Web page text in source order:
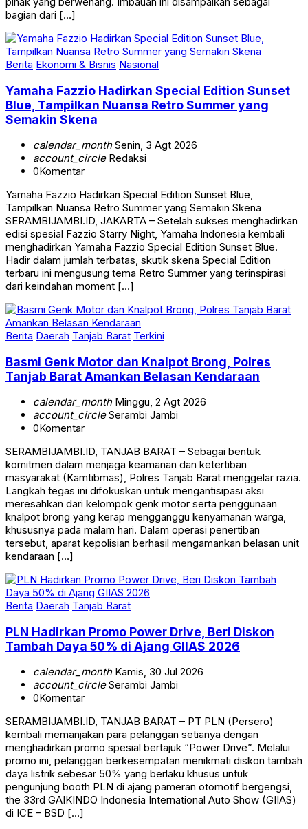
bagian dari […]
Berita Ekonomi & Bisnis Nasional
Yamaha Fazzio Hadirkan Special Edition Sunset
Blue, Tampilkan Nuansa Retro Summer yang
Semakin Skena
calendar_monthSenin, 3 Agt 2026
account_circleRedaksi
0Komentar
Yamaha Fazzio Hadirkan Special Edition Sunset Blue,
Tampilkan Nuansa Retro Summer yang Semakin Skena
SERAMBIJAMBI.ID, JAKARTA – Setelah sukses menghadirkan
edisi spesial Fazzio Starry Night, Yamaha Indonesia kembali
menghadirkan Yamaha Fazzio Special Edition Sunset Blue.
Hadir dalam jumlah terbatas, skutik skena Special Edition
terbaru ini mengusung tema Retro Summer yang terinspirasi
dari keindahan moment […]
Berita Daerah Tanjab Barat Terkini
Basmi Genk Motor dan Knalpot Brong, Polres
Tanjab Barat Amankan Belasan Kendaraan
calendar_monthMinggu, 2 Agt 2026
account_circleSerambi Jambi
0Komentar
SERAMBIJAMBI.ID, TANJAB BARAT – Sebagai bentuk
komitmen dalam menjaga keamanan dan ketertiban
masyarakat (Kamtibmas), Polres Tanjab Barat menggelar razia.
Langkah tegas ini difokuskan untuk mengantisipasi aksi
meresahkan dari kelompok genk motor serta penggunaan
knalpot brong yang kerap mengganggu kenyamanan warga,
khususnya pada malam hari. Dalam operasi penertiban
tersebut, aparat kepolisian berhasil mengamankan belasan unit
kendaraan […]
Berita Daerah Tanjab Barat
PLN Hadirkan Promo Power Drive, Beri Diskon
Tambah Daya 50% di Ajang GIIAS 2026
calendar_monthKamis, 30 Jul 2026
account_circleSerambi Jambi
0Komentar
SERAMBIJAMBI.ID, TANJAB BARAT – PT PLN (Persero)
kembali memanjakan para pelanggan setianya dengan
menghadirkan promo spesial bertajuk “Power Drive”. Melalui
promo ini, pelanggan berkesempatan menikmati diskon tambah
daya listrik sebesar 50% yang berlaku khusus untuk
pengunjung booth PLN di ajang pameran otomotif bergengsi,
the 33rd GAIKINDO Indonesia International Auto Show (GIIAS)
di ICE – BSD […]